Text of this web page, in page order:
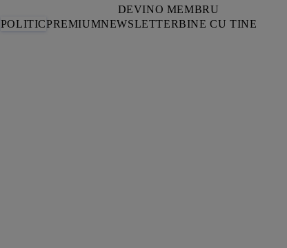
DEVINO MEMBRU
POLITICPREMIUMNEWSLETTERBINE CU TINE